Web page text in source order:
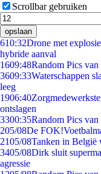
Scrollbar gebruiken
opslaan
610:32Drone met
hybride aanval
1609:48Random Pics
3609:33Waterschappen
leeg
1906:40
ontslagen
3300:35Random Pics
205/08De
2105/08Tanken in België
3405/08Dirk sluit
agressie